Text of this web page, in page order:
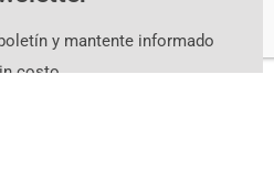
y mantente informado
costo.